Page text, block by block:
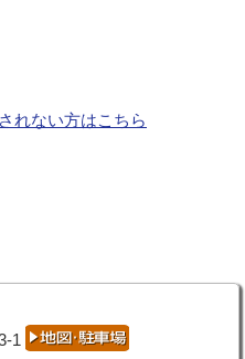
れない方はこちら
1